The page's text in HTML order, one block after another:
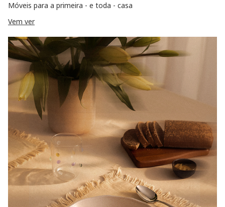
Móveis para a primeira - e toda - casa
Vem ver